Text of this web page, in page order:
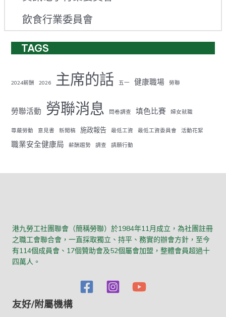
飲食行業委員會
TAGS
2024薪酬 2026 主席的話 五一 健康職場 勞聯
勞聯活動 勞聯消息 問卷調查 填色比賽 婦女就職
尊嚴勞動 意見書 新聞稿 施政報告 最低工資 最低工資委員會 活動花絮
職業安全健康局 薪酬趨勢 調查 請願行動
港九勞工社團聯會（簡稱勞聯）於1984年11月成立，為社團註冊
之職工會聯合會，一直採取獨立、持平、務實的辦會方針，至今
有114個成員會、17個贊助會及52個屬會加盟，整體會員超過十
四萬人。
友好/附屬機構